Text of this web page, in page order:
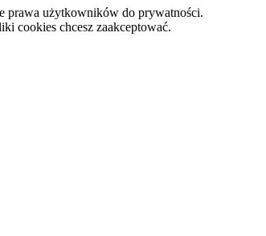
prawa użytkowników do prywatności.
cookies chcesz zaakceptować.